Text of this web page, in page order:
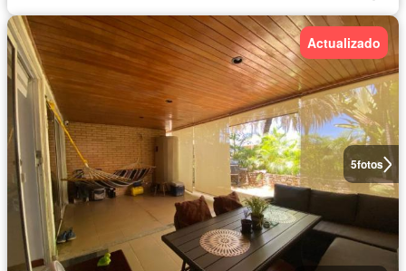
5fotos
Actualizado